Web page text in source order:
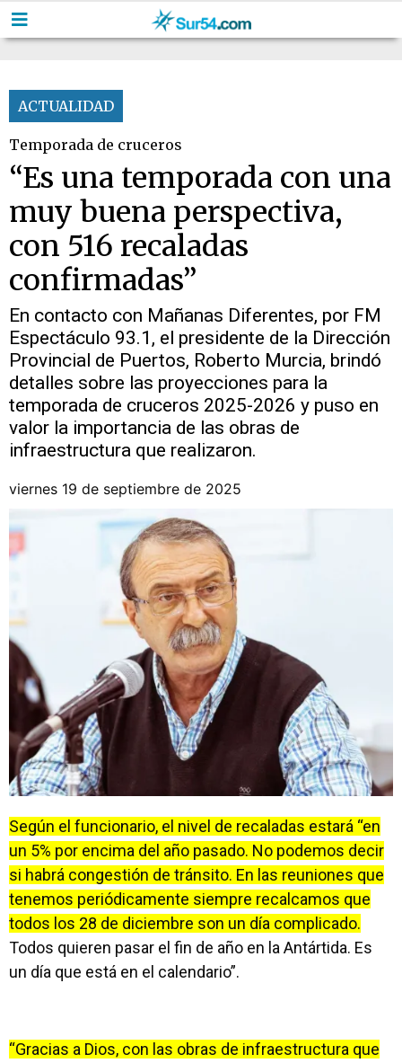
ACTUALIDAD
Temporada de cruceros
“Es una temporada con una
muy buena perspectiva,
con 516 recaladas
confirmadas”
En contacto con Mañanas Diferentes, por FM
Espectáculo 93.1, el presidente de la Dirección
Provincial de Puertos, Roberto Murcia, brindó
detalles sobre las proyecciones para la
temporada de cruceros 2025-2026 y puso en
valor la importancia de las obras de
infraestructura que realizaron.
viernes 19 de septiembre de 2025
Según el funcionario, el nivel de recaladas estará “en
un 5% por encima del año pasado. No podemos decir
si habrá congestión de tránsito. En las reuniones que
tenemos periódicamente siempre recalcamos que
todos los 28 de diciembre son un día complicado.
Todos quieren pasar el fin de año en la Antártida. Es
un día que está en el calendario”.
“Gracias a Dios, con las obras de infraestructura que